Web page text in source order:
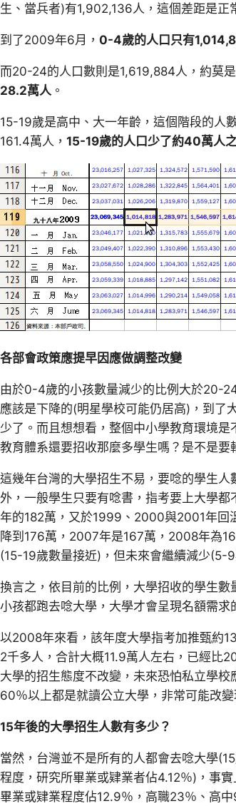
生、當兵者)有1,902,136人，這個差距是
到了2009年6月， 0-4歲的人口只有
而20-24的人口數則是1,619,884人，約莫
28.2萬人。
15-19歲是高中、大一年齡，這個階段的
161.4萬人， 15-19歲的人口少了約40萬人
各部會政策應提早因應做調整改變
由於0-4歲的小孩數量減少的比例大於20-
應該是下降的(明星學校可能仍居高)，到了
少了。而且想想看，整個中小學教育環境
教育體系還要招收那麼多學生嗎？是不是
這幾年台灣的大學招生不易，要唸的學生
外，一般學生只要有唸書，指考要上大學
年的182萬，又於1999、2000與2001年
降到176萬，2007年是167萬，2008年為
(15-19歲數量接近)，但未來會繼續減少(5-
換言之，依目前的比例，大學招收的學生
小孩都跑去唸大學，大學才會呈現名額需求
以2008年來看，該年度大學指考加推甄約
2千多人，合計大概11.9萬人左右，已經比
大學的招生態度不改變，未來恐怕私立學
60％以上都是就讀公立大學，非常可能改
15年後的大學招生人數有多少？
當然，台灣並不是所有的人都會去唸大學
程度，研究所畢業或肄業者佔4.12％)，事
畢業或肄業程度佔12.9％，高職23％、高